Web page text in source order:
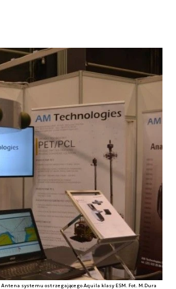
Antena systemu ostrzegającego Aquila klasy ESM. Fot. M.Dura